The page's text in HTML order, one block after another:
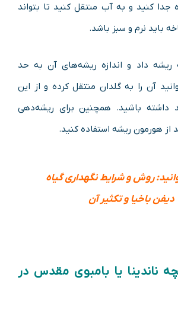
جدا کنید و به آب منتقل کنید تا بتواند
باید نرم و سبز باشد.
ریشه داد و اندازه ریشه‌های آن به حد
آن را به گلدان منتقل کرده و از این
داشته باشید. همچنین برای ریشه‌دهی
از هورمون ریشه استفاده کنید.
روش و شرایط نگهداری گیاه
دیفن باخیا و تکثیر آن
ناندینا یا بامبوی مقدس در